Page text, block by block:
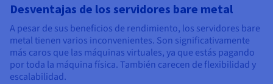
Desventajas de los servidores bare metal
A pesar de sus beneficios de rendimiento, los servidores bare
metal tienen varios inconvenientes. Son significativamente
más caros que las máquinas virtuales, ya que estás pagando
por toda la máquina física. También carecen de flexibilidad y
escalabilidad.